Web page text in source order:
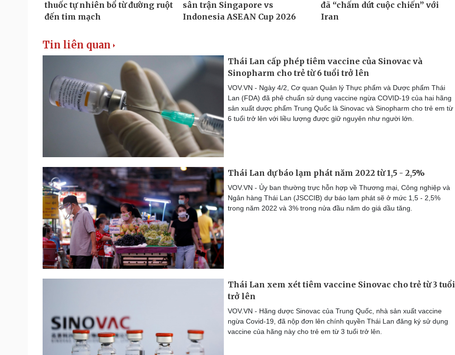
Tin liên quan
Thái Lan cấp phép tiêm vaccine của Sinovac và
Sinopharm cho trẻ từ 6 tuổi trở lên
VOV.VN - Ngày 4/2, Cơ quan Quản lý Thực phẩm và Dược phẩm Thái
Lan (FDA) đã phê chuẩn sử dụng vaccine ngừa COVID-19 của hai hãng
sản xuất dược phẩm Trung Quốc là Sinovac và Sinopharm cho trẻ em từ
6 tuổi trở lên với liều lượng được giữ nguyên như người lớn.
Thái Lan dự báo lạm phát năm 2022 từ 1,5 - 2,5%
VOV.VN - Ủy ban thường trực hỗn hợp về Thương mại, Công nghiệp và
Ngân hàng Thái Lan (JSCCIB) dự báo ​​lạm phát sẽ ở mức 1,5 - 2,5%
trong năm 2022 và 3% trong nửa đầu năm do giá dầu tăng.
Thái Lan xem xét tiêm vaccine Sinovac cho trẻ từ 3 tuổi
trở lên
VOV.VN - Hãng dược Sinovac của Trung Quốc, nhà sản xuất vaccine
ngừa Covid-19, đã nộp đơn lên chính quyền Thái Lan đăng ký sử dụng
vaccine của hãng này cho trẻ em từ 3 tuổi trở lên.